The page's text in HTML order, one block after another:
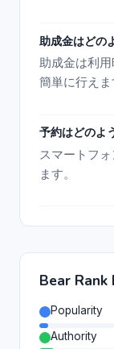
助成金はどの
助成金は利
簡単に行えま
予約はどのよ
スマートフ
ます。
Bear
Popularity
Authority